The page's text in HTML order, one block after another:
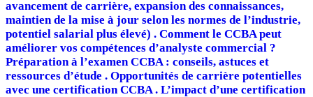
avancement de carrière, expansion des connaissances,
maintien de la mise à jour selon les normes de l’industrie,
potentiel salarial plus élevé) . Comment le CCBA peut
améliorer vos compétences d’analyste commercial ?
Préparation à l’examen CCBA : conseils, astuces et
ressources d’étude . Opportunités de carrière potentielles
avec une certification CCBA . L’impact d’une certification